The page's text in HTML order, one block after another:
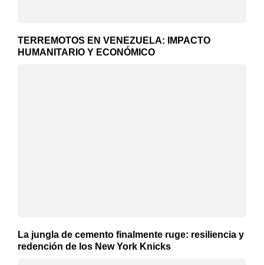
TERREMOTOS EN VENEZUELA: IMPACTO
HUMANITARIO Y ECONÓMICO
La jungla de cemento finalmente ruge: resiliencia y
redención de los New York Knicks